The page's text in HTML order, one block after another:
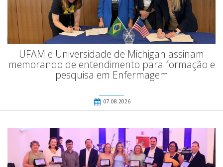
UFAM e Universidade de Michigan assinam
memorando de entendimento para formação e
pesquisa em Enfermagem
07.08.2026